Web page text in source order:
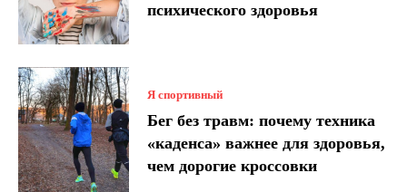
психического здоровья
Я спортивный
Бег без травм: почему техника
«каденса» важнее для здоровья,
чем дорогие кроссовки